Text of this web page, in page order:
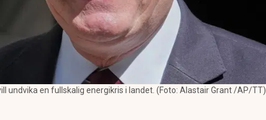
undvika en fullskalig energikris i landet. (Foto: Alastair Grant /AP/TT).